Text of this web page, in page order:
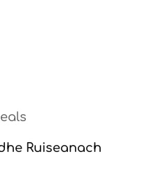
Ruiseanach